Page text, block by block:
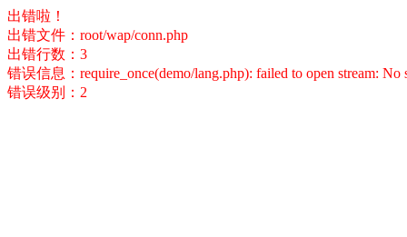
出错啦！
出错文件：root/wap/conn.php
出错行数：3
错误信息：require_once(demo/lang.php): failed to open stream: No
错误级别：2